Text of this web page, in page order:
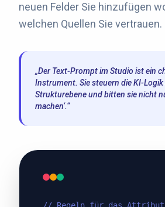
neuen Felder Sie hinzufügen
welchen Quellen Sie vertrauen.
„Der Text-Prompt im Studio ist ein
Instrument. Sie steuern die KI-Logik
Strukturebene und bitten sie nicht
machen‘.“